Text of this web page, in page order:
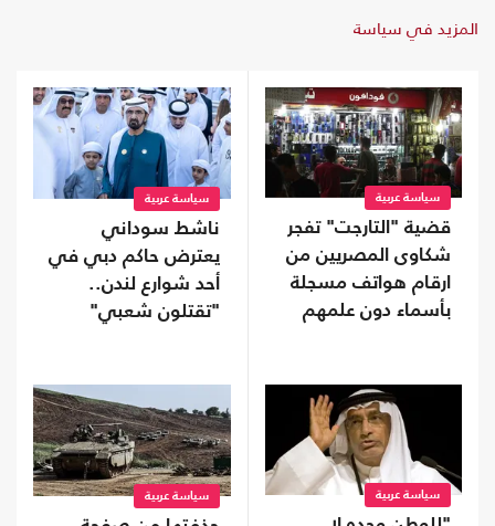
المزيد في سياسة
سياسة عربية
قضية "التارجت" تفجر
شكاوى المصريين من
ارقام هواتف مسجلة
بأسماء دون علمهم
سياسة عربية
ناشط سوداني
يعترض حاكم دبي في
أحد شوارع لندن..
"تقتلون شعبي"
سياسة عربية سياسة عربية